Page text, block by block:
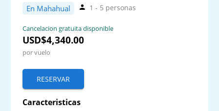
En Mahahual 1 - 5 personas
Cancelacion gratuita disponible
USD$4,340.00
por vuelo
RESERVAR
Caracteristicas